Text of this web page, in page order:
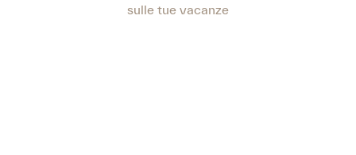
sulle tue vacanze